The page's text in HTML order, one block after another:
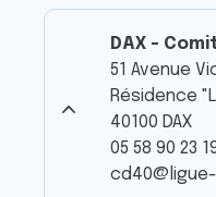
DAX -
51 Avenue
Résidence
40100 DAX
05 58 90 23